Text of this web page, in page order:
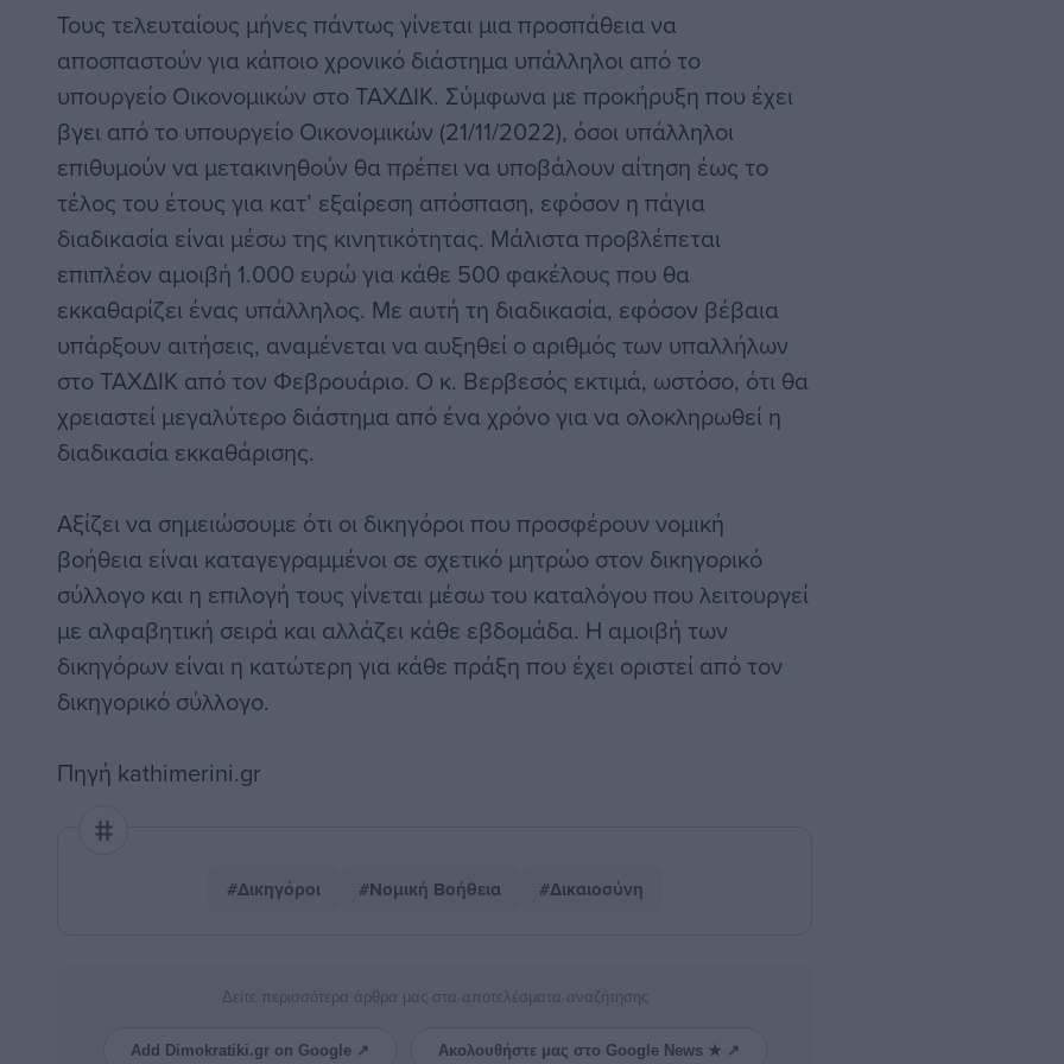
Τους τελευταίους μήνες πάντως γίνεται μια προσπάθεια να
αποσπαστούν για κάποιο χρονικό διάστημα υπάλληλοι από το
υπουργείο Οικονομικών στο ΤΑΧΔΙΚ. Σύμφωνα με προκήρυξη που έχει
βγει από το υπουργείο Οικονομικών (21/11/2022), όσοι υπάλληλοι
επιθυμούν να μετακινηθούν θα πρέπει να υποβάλουν αίτηση έως το
τέλος του έτους για κατ’ εξαίρεση απόσπαση, εφόσον η πάγια
διαδικασία είναι μέσω της κινητικότητας. Μάλιστα προβλέπεται
επιπλέον αμοιβή 1.000 ευρώ για κάθε 500 φακέλους που θα
εκκαθαρίζει ένας υπάλληλος. Με αυτή τη διαδικασία, εφόσον βέβαια
υπάρξουν αιτήσεις, αναμένεται να αυξηθεί ο αριθμός των υπαλλήλων
στο ΤΑΧΔΙΚ από τον Φεβρουάριο. Ο κ. Βερβεσός εκτιμά, ωστόσο, ότι θα
χρειαστεί μεγαλύτερο διάστημα από ένα χρόνο για να ολοκληρωθεί η
διαδικασία εκκαθάρισης.
Αξίζει να σημειώσουμε ότι οι δικηγόροι που προσφέρουν νομική
βοήθεια είναι καταγεγραμμένοι σε σχετικό μητρώο στον δικηγορικό
σύλλογο και η επιλογή τους γίνεται μέσω του καταλόγου που λειτουργεί
με αλφαβητική σειρά και αλλάζει κάθε εβδομάδα. Η αμοιβή των
δικηγόρων είναι η κατώτερη για κάθε πράξη που έχει οριστεί από τον
δικηγορικό σύλλογο.
Πηγή kathimerini.gr
#Δικηγόροι #Νομική Βοήθεια #Δικαιοσύνη
Δείτε περισσότερα άρθρα μας στα αποτελέσματα αναζήτησης
Add Dimokratiki.gr on Google ↗ Ακολουθήστε μας στο Google News ★ ↗